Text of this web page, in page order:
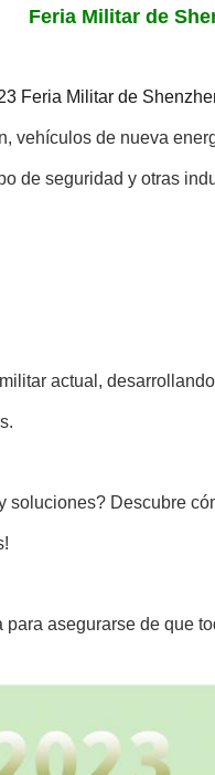
Feria Militar de
Feria Militar de
vehículos de nueva
de seguridad y otras
actual,
soluciones? Descubre
asegurarse de que